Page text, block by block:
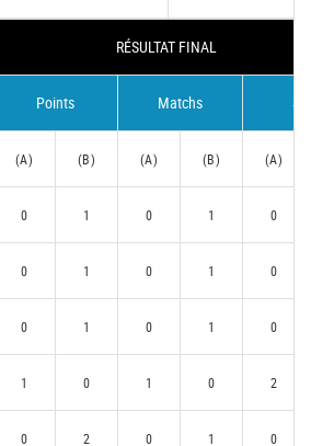
RÉSULTAT FINAL
Points Matchs
(A) (B) (A) (B) (A)
0 1 0 1 0
0 1 0 1 0
0 1 0 1 0
1 0 1 0 2
0 2 0 1 0